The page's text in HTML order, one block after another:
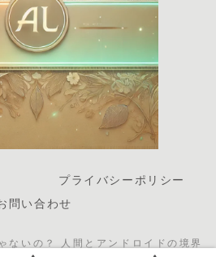
プライバシーポリシー
問い合わせ
いの？ 人間とアンドロイドの境界